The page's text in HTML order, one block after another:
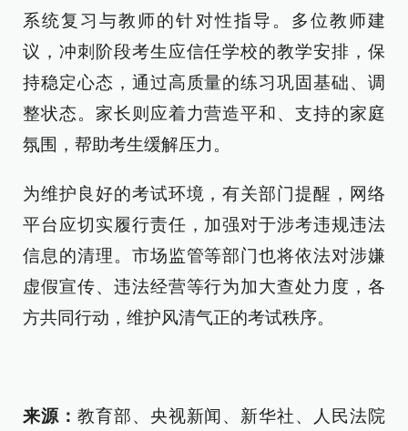
系统复习与教师的针对性指导。多位教师建
议，冲刺阶段考生应信任学校的教学安排，保
持稳定心态，通过高质量的练习巩固基础、调
整状态。家长则应着力营造平和、支持的家庭
氛围，帮助考生缓解压力。
为维护良好的考试环境，有关部门提醒，网络
平台应切实履行责任，加强对于涉考违规违法
信息的清理。市场监管等部门也将依法对涉嫌
虚假宣传、违法经营等行为加大查处力度，各
方共同行动，维护风清气正的考试秩序。
来源： 教育部、央视新闻、新华社、人民法院